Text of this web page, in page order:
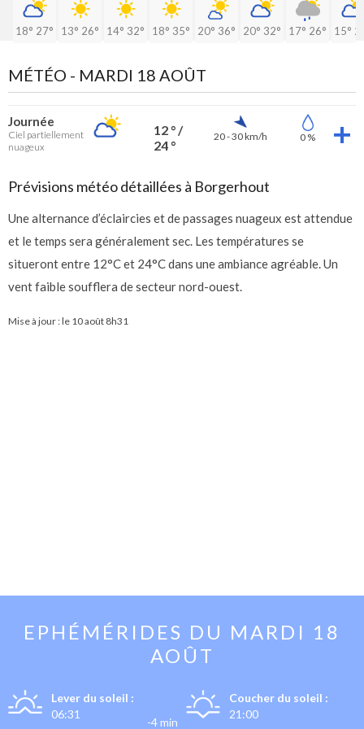
18° 27° 13° 26° 14° 32° 18° 35° 20° 36° 20° 32° 17° 26° 15°
MÉTÉO - MARDI 18 AOÛT
Journée
Ciel partiellement
nuageux
12 ° /
24 °
20 - 30 km/h 0 %
Prévisions météo détaillées à Borgerhout
Une alternance d’éclaircies et de passages nuageux est attendue
et le temps sera généralement sec. Les températures se
situeront entre 12°C et 24°C dans une ambiance agréable. Un
vent faible soufflera de secteur nord-ouest.
Mise à jour : le 10 août 8h31
EPHÉMÉRIDES DU MARDI 18
AOÛT
Lever du soleil :
06:31
-4 min
Coucher du soleil :
21:00